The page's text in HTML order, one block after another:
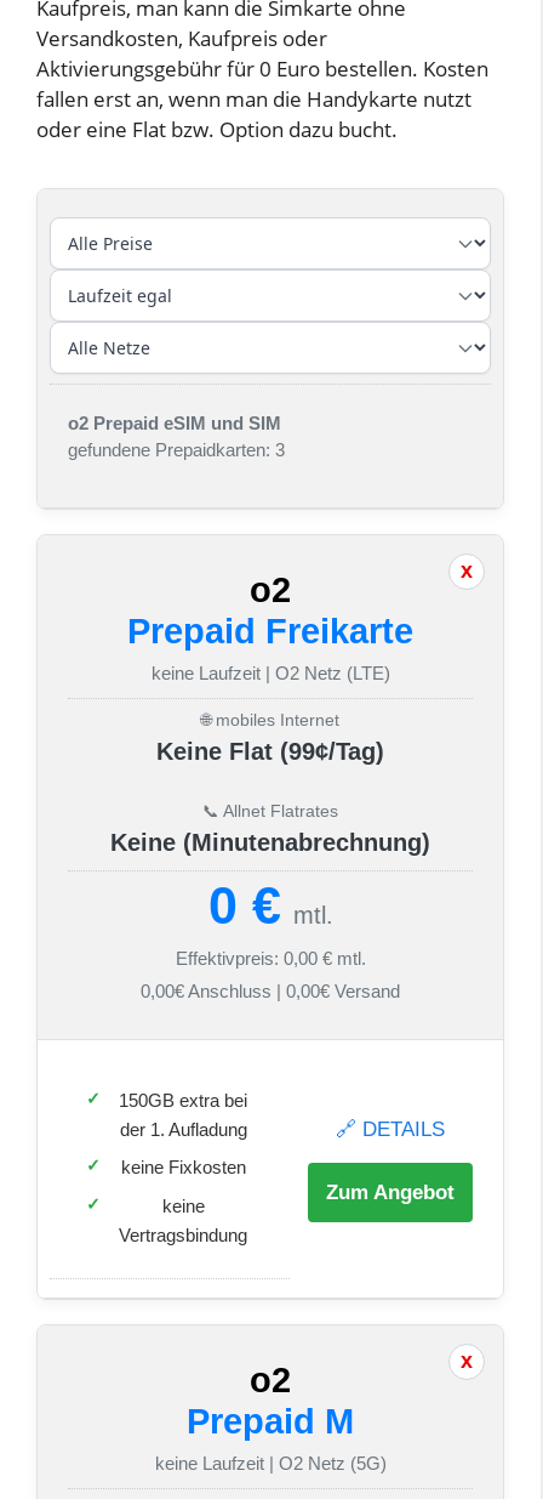
Kaufpreis, man kann die Simkarte ohne
Versandkosten, Kaufpreis oder
Aktivierungsgebühr für 0 Euro bestellen. Kosten
fallen erst an, wenn man die Handykarte nutzt
oder eine Flat bzw. Option dazu bucht.
o2 Prepaid eSIM und SIM
gefundene Prepaidkarten: 3
o2
Prepaid Freikarte
keine Laufzeit | O2 Netz (LTE)
🌐 mobiles Internet
Keine Flat (99¢/Tag)
📞 Allnet Flatrates
Keine (Minutenabrechnung)
0 € mtl.
Effektivpreis: 0,00 € mtl.
0,00€ Anschluss | 0,00€ Versand
150GB extra bei
der 1. Aufladung
keine Fixkosten
keine
Vertragsbindung
🔗 DETAILS
Zum Angebot
o2
Prepaid M
keine Laufzeit | O2 Netz (5G)